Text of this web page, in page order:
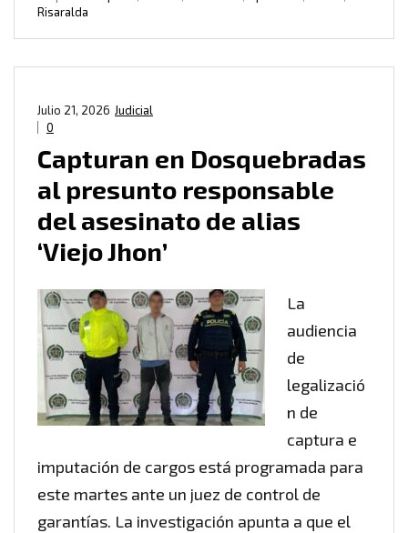
Risaralda
Judicial
Julio 21, 2026
0
Capturan en Dosquebradas
al presunto responsable
del asesinato de alias
‘Viejo Jhon’
La
audiencia
de
legalizació
n de
captura e
imputación de cargos está programada para
este martes ante un juez de control de
garantías. La investigación apunta a que el